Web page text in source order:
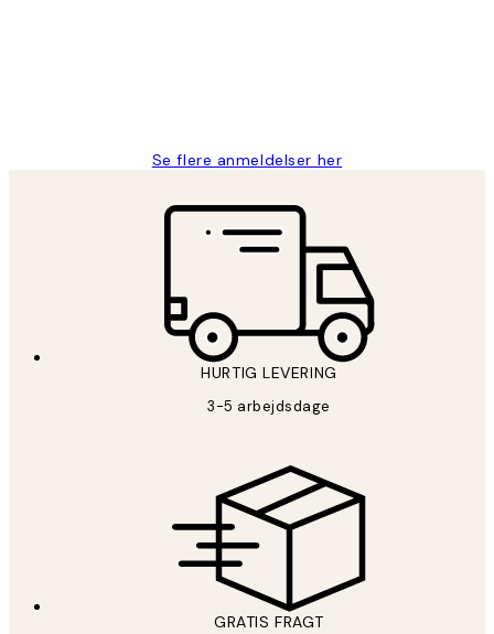
Se flere anmeldelser her
HURTIG LEVERING
3-5 arbejdsdage
GRATIS FRAGT